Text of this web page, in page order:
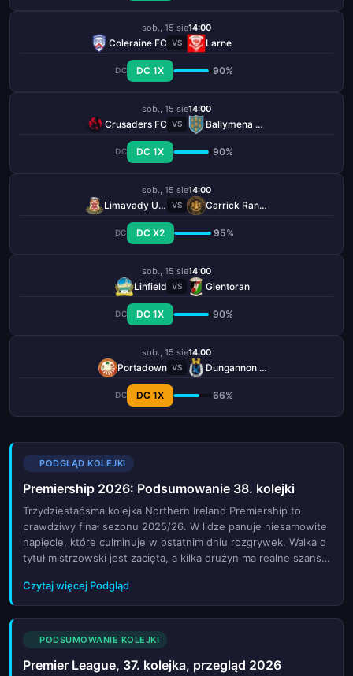
sob., 15 sie14:00
Coleraine FC VS Larne
DC DC 1X 90%
sob., 15 sie14:00
Crusaders FC VS Ballymena United
DC DC 1X 90%
sob., 15 sie14:00
Limavady United VS Carrick Rangers
DC DC X2 95%
sob., 15 sie14:00
Linfield VS Glentoran
DC DC 1X 90%
sob., 15 sie14:00
Portadown VS Dungannon Swifts
DC DC 1X 66%
PODGLĄD KOLEJKI
Premiership 2026: Podsumowanie 38. kolejki
Trzydziestaósma kolejka Northern Ireland Premiership to
prawdziwy finał sezonu 2025/26. W lidze panuje niesamowite
napięcie, które culminuje w ostatnim dniu rozgrywek. Walka o
tytuł mistrzowski jest zacięta, a kilka drużyn ma realne szanse
sytuacja jest jeszcze bardziej dramatyczna – strefa spadkowa
jest bardzo ciasna, co oznacza, że każdy mecz może
przesądzić o przynależności do wyższej ligi. Artykuł przybliża
kluczowe starcia, które rozstrzygną losy klubu. Analizujemy
formy zespołów, kontuzje kluczowych zawodników oraz
historyczne statystyki spotkań bezpośrednich. Nie zabraknie
Czytaj więcej Podgląd
PODSUMOWANIE KOLEJKI
Premier League, 37. kolejka, przegląd 2026